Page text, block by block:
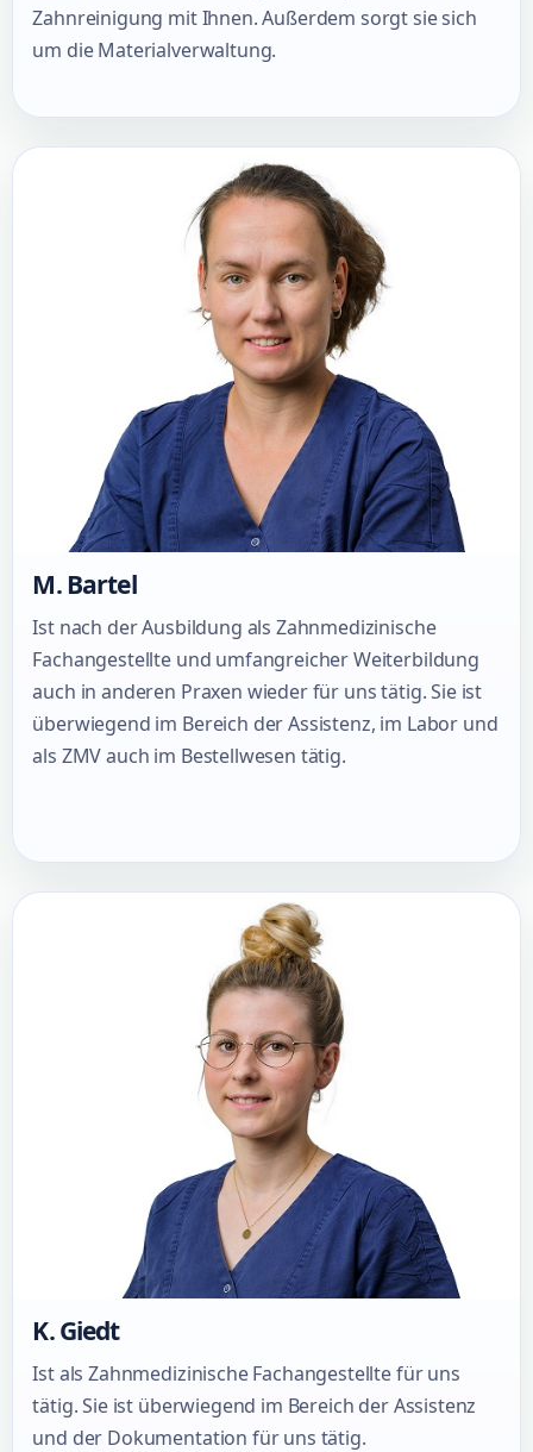
Zahnreinigung mit Ihnen. Außerdem sorgt sie sich
um die Materialverwaltung.
M. Bartel
Ist nach der Ausbildung als Zahnmedizinische
Fachangestellte und umfangreicher Weiterbildung
auch in anderen Praxen wieder für uns tätig. Sie ist
überwiegend im Bereich der Assistenz, im Labor und
als ZMV auch im Bestellwesen tätig.
K. Giedt
Ist als Zahnmedizinische Fachangestellte für uns
tätig. Sie ist überwiegend im Bereich der Assistenz
und der Dokumentation für uns tätig.